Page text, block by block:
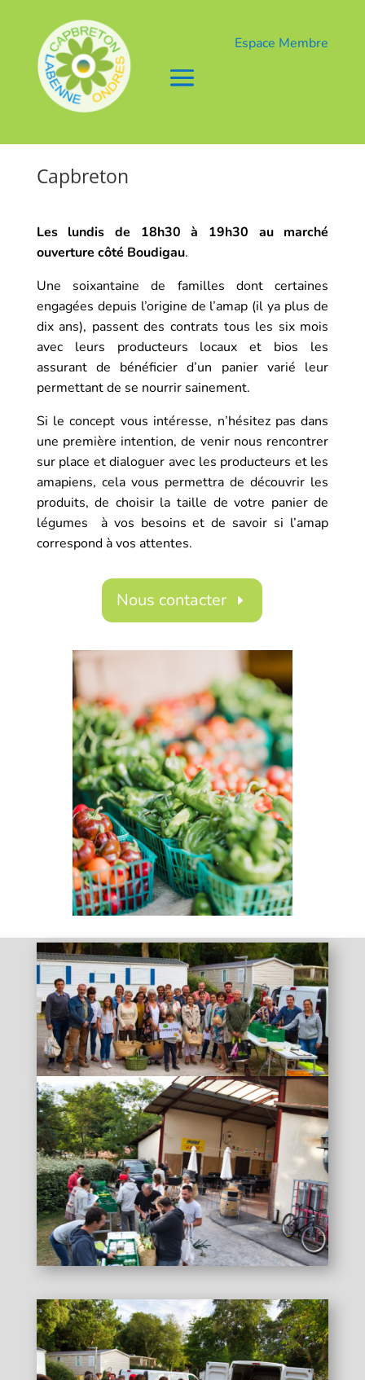
Espace Membre
Capbreton
Les lundis de 18h30 à 19h30 au marché
ouverture côté Boudigau.
Une soixantaine de familles dont certaines
engagées depuis l’origine de l’amap (il ya plus de
dix ans), passent des contrats tous les six mois
avec leurs producteurs locaux et bios les
assurant de bénéficier d’un panier varié leur
permettant de se nourrir sainement.
Si le concept vous intéresse, n’hésitez pas dans
une première intention, de venir nous rencontrer
sur place et dialoguer avec les producteurs et les
amapiens, cela vous permettra de découvrir les
produits, de choisir la taille de votre panier de
légumes à vos besoins et de savoir si l’amap
correspond à vos attentes.
Nous contacter